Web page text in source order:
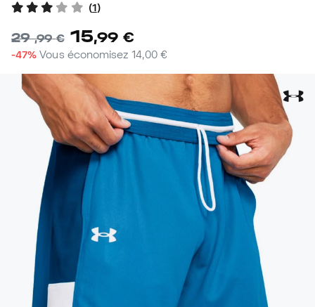
(1)
29,99 € 15,99 €
-47% Vous économisez 14,00 €